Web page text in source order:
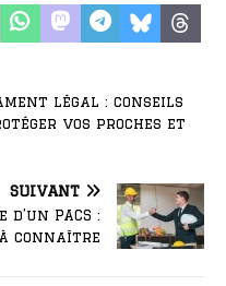
légal : conseils
vos proches et
SUIVANT
PACS :
connaître